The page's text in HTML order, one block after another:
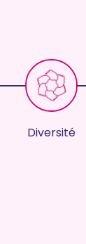
Diversité